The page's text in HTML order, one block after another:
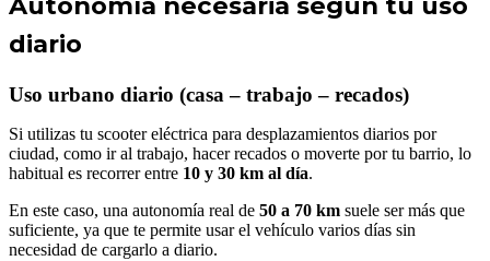
diario
Uso urbano diario (casa – trabajo – recados)
Si utilizas tu scooter eléctrica para desplazamientos diarios por
ciudad, como ir al trabajo, hacer recados o moverte por tu barrio, lo
habitual es recorrer entre 10 y 30 km al día.
En este caso, una autonomía real de 50 a 70 km suele ser más que
suficiente, ya que te permite usar el vehículo varios días sin
necesidad de cargarlo a diario.